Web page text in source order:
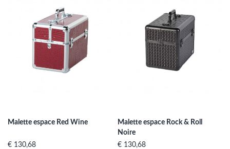
Malette espace Red Wine
Prijs
€ 130,68
Malette espace Rock & Roll
Noire
Prijs
€ 130,68